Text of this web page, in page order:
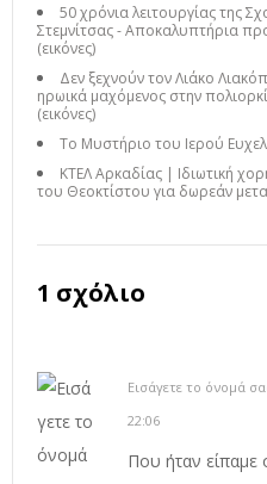
50 χρόνια λειτουργίας της
Στεμνίτσας - Αποκαλυπτήρια
(εικόνες)
Δεν ξεχνούν τον Λιάκο
ηρωικά μαχόμενος στην
(εικόνες)
Το Μυστήριο του Ιερού
ΚΤΕΛ Αρκαδίας | Ιδιωτική
του Θεοκτίστου για δωρεάν
1 σχόλιο
Εισάγετε το όνομά
22:06
Που ήταν είπαμε